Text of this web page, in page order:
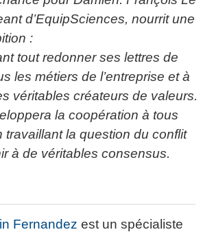
d’EquipSciences, nourrit une
:
tout redonner ses lettres de
les métiers de l’entreprise et à
véritables créateurs de valeurs.
la coopération à tous
travaillant la question du conflit
à de véritables consensus.
Fernandez est un spécialiste